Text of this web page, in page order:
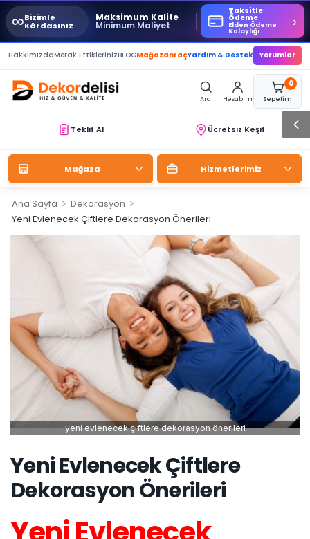
∞Bizimle
Kârdasınız
Maksimum Kalite
Minimum Maliyet
Taksitle
Ödeme
Elden Ödeme
Kolaylığı
›
HakkımızdaMerak EttiklerinizBLOGMağazanı açYardım & Destek Yorumlar
Ara Hesabım
0
Sepetim
Teklif Al Ücretsiz Keşif
Mağaza Hizmetlerimiz
Ana Sayfa > Dekorasyon >
Yeni Evlenecek Çiftlere Dekorasyon Önerileri
yeni evlenecek çiftlere dekorasyon önerileri
Yeni Evlenecek Çiftlere
Dekorasyon Önerileri